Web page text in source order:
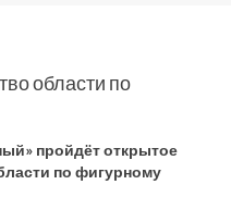
ВАКАНСИИ
области по
пройдёт открытое
по фигурному